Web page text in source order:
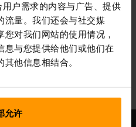
户需求的内容与广告、提供
流量。我们还会与社交媒
对我们网站的使用情况，
息与您提供给他们或他们在
他信息相结合。
允许
托管